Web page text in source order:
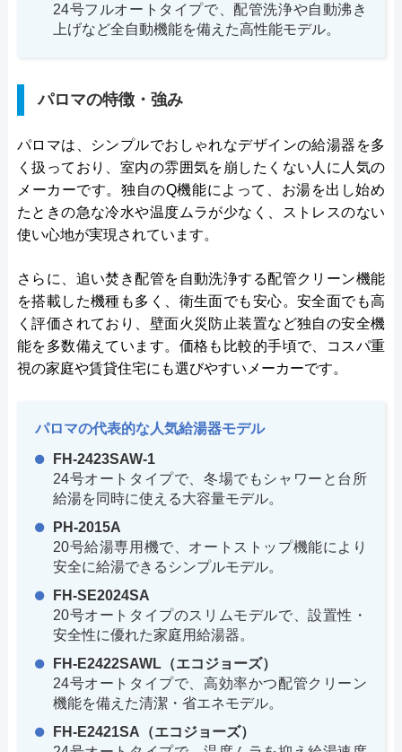
24号フルオートタイプで、配管洗浄や自動沸き
上げなど全自動機能を備えた高性能モデル。
パロマの特徴・強み
パロマは、シンプルでおしゃれなデザインの給湯器を多
く扱っており、室内の雰囲気を崩したくない人に人気の
メーカーです。独自のQ機能によって、お湯を出し始め
たときの急な冷水や温度ムラが少なく、ストレスのない
使い心地が実現されています。
さらに、追い焚き配管を自動洗浄する配管クリーン機能
を搭載した機種も多く、衛生面でも安心。安全面でも高
く評価されており、壁面火災防止装置など独自の安全機
能を多数備えています。価格も比較的手頃で、コスパ重
視の家庭や賃貸住宅にも選びやすいメーカーです。
パロマの代表的な人気給湯器モデル
FH-2423SAW-1
24号オートタイプで、冬場でもシャワーと台所
給湯を同時に使える大容量モデル。
PH-2015A
20号給湯専用機で、オートストップ機能により
安全に給湯できるシンプルモデル。
FH-SE2024SA
20号オートタイプのスリムモデルで、設置性・
安全性に優れた家庭用給湯器。
FH-E2422SAWL（エコジョーズ）
24号オートタイプで、高効率かつ配管クリーン
機能を備えた清潔・省エネモデル。
FH-E2421SA（エコジョーズ）